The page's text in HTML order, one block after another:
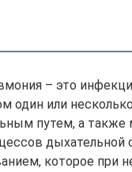
– это
один или
путем, а также
которое при